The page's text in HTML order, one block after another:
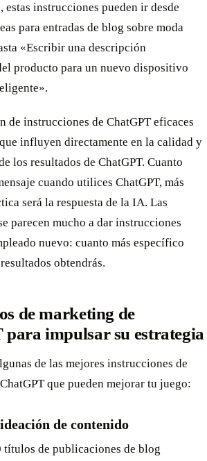
estas instrucciones pueden ir desde
para entradas de blog sobre moda
«Escribir una descripción
producto para un nuevo dispositivo
de instrucciones de ChatGPT eficaces
influyen directamente en la calidad y
los resultados de ChatGPT. Cuanto
cuando utilices ChatGPT, más
será la respuesta de la IA. Las
parecen mucho a dar instrucciones
nuevo: cuanto más específico
obtendrás.
de marketing de
para impulsar su estrategia
de las mejores instrucciones de
que pueden mejorar tu juego:
de contenido
títulos de publicaciones de blog